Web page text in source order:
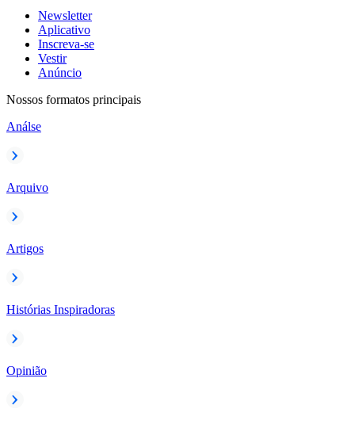
Newsletter
Aplicativo
Inscreva-se
Vestir
Anúncio
Nossos formatos principais
Análse
Arquivo
Artigos
Histórias Inspiradoras
Opinião